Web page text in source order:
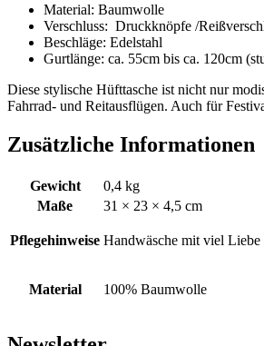
Material: Baumwolle
Verschluss: Druckknöpfe /
Beschläge: Edelstahl
Gurtlänge: ca. 55cm bis ca. 120cm
Diese stylische Hüfttasche ist nicht nur
Fahrrad- und Reitausflügen. Auch für
Zusätzliche Informationen
Gewicht
0,4 kg
Maße
31 × 23 × 4,5 cm
Pflegehinweise Handwäsche mit viel Liebe
Material 100% Baumwolle